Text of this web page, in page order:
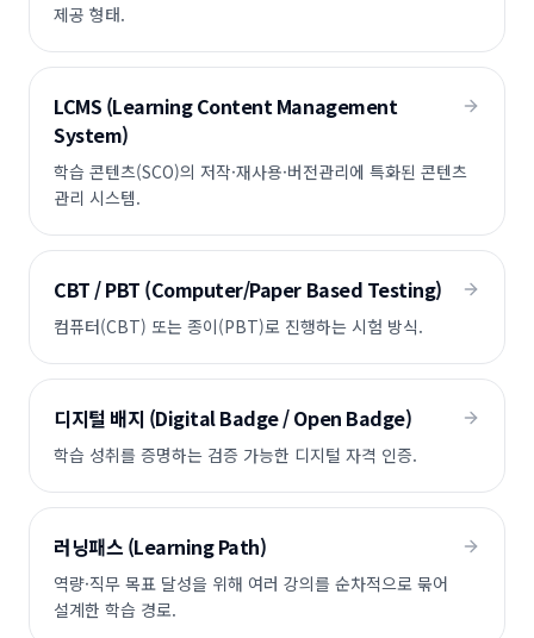
제공 형태.
LCMS (Learning Content Management
System)
학습 콘텐츠(SCO)의 저작·재사용·버전관리에 특화된 콘텐츠
관리 시스템.
CBT / PBT (Computer/Paper Based Testing)
컴퓨터(CBT) 또는 종이(PBT)로 진행하는 시험 방식.
디지털 배지 (Digital Badge / Open Badge)
학습 성취를 증명하는 검증 가능한 디지털 자격 인증.
러닝패스 (Learning Path)
역량·직무 목표 달성을 위해 여러 강의를 순차적으로 묶어
설계한 학습 경로.